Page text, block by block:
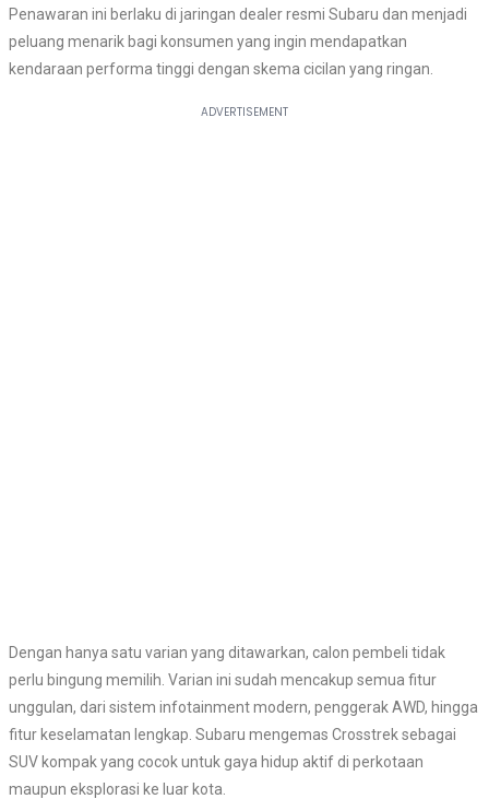
Penawaran ini berlaku di jaringan dealer resmi Subaru dan menjadi
peluang menarik bagi konsumen yang ingin mendapatkan
kendaraan performa tinggi dengan skema cicilan yang ringan.
Dengan hanya satu varian yang ditawarkan, calon pembeli tidak
perlu bingung memilih. Varian ini sudah mencakup semua fitur
unggulan, dari sistem infotainment modern, penggerak AWD, hingga
fitur keselamatan lengkap. Subaru mengemas Crosstrek sebagai
SUV kompak yang cocok untuk gaya hidup aktif di perkotaan
maupun eksplorasi ke luar kota.